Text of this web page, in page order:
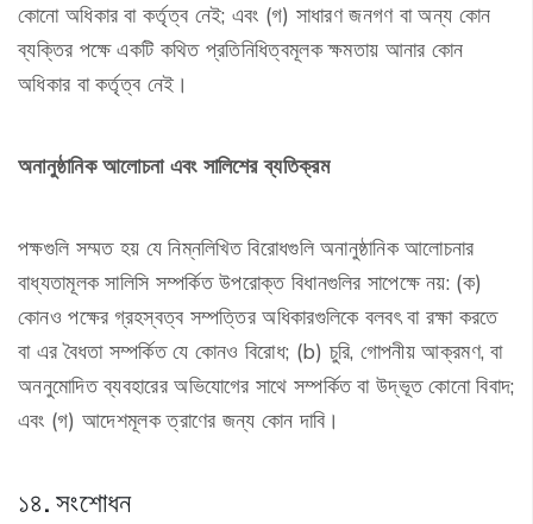
কোনো অধিকার বা কর্তৃত্ব নেই; এবং (গ) সাধারণ জনগণ বা অন্য কোন
ব্যক্তির পক্ষে একটি কথিত প্রতিনিধিত্বমূলক ক্ষমতায় আনার কোন
অধিকার বা কর্তৃত্ব নেই।
অনানুষ্ঠানিক আলোচনা এবং সালিশের ব্যতিক্রম
পক্ষগুলি সম্মত হয় যে নিম্নলিখিত বিরোধগুলি অনানুষ্ঠানিক আলোচনার
বাধ্যতামূলক সালিসি সম্পর্কিত উপরোক্ত বিধানগুলির সাপেক্ষে নয়: (ক)
কোনও পক্ষের গ্রহস্বত্ব সম্পত্তির অধিকারগুলিকে বলবৎ বা রক্ষা করতে
বা এর বৈধতা সম্পর্কিত যে কোনও বিরোধ; (b) চুরি, গোপনীয় আক্রমণ, বা
অননুমোদিত ব্যবহারের অভিযোগের সাথে সম্পর্কিত বা উদ্ভূত কোনো বিবাদ;
এবং (গ) আদেশমূলক ত্রাণের জন্য কোন দাবি।
১৪. সংশোধন